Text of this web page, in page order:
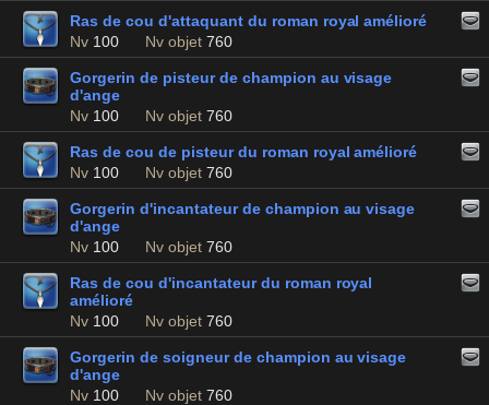
Ras de cou d'attaquant du roman royal amélioré
Nv 100 Nv objet 760
Gorgerin de pisteur de champion au visage
d'ange
Nv 100 Nv objet 760
Ras de cou de pisteur du roman royal amélioré
Nv 100 Nv objet 760
Gorgerin d'incantateur de champion au visage
d'ange
Nv 100 Nv objet 760
Ras de cou d'incantateur du roman royal
amélioré
Nv 100 Nv objet 760
Gorgerin de soigneur de champion au visage
d'ange
Nv 100 Nv objet 760